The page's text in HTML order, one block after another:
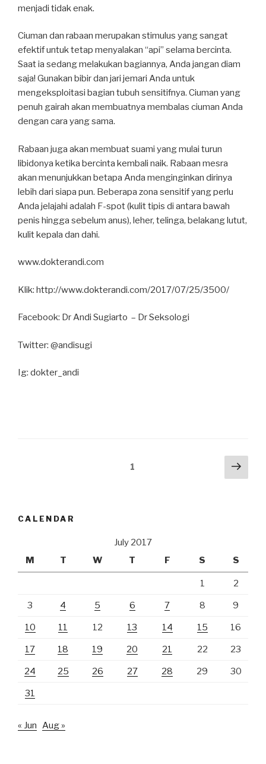
menjadi tidak enak.
Ciuman dan rabaan merupakan stimulus yang sangat
efektif untuk tetap menyalakan “api” selama bercinta.
Saat ia sedang melakukan bagiannya, Anda jangan diam
saja! Gunakan bibir dan jari jemari Anda untuk
mengeksploitasi bagian tubuh sensitifnya. Ciuman yang
penuh gairah akan membuatnya membalas ciuman Anda
dengan cara yang sama.
Rabaan juga akan membuat suami yang mulai turun
libidonya ketika bercinta kembali naik. Rabaan mesra
akan menunjukkan betapa Anda menginginkan dirinya
lebih dari siapa pun. Beberapa zona sensitif yang perlu
Anda jelajahi adalah F-spot (kulit tipis di antara bawah
penis hingga sebelum anus), leher, telinga, belakang lutut,
kulit kepala dan dahi.
www.dokterandi.com
Klik: http://www.dokterandi.com/2017/07/25/3500/
Facebook: Dr Andi Sugiarto – Dr Seksologi
Twitter: @andisugi
Ig: dokter_andi
1
Next
CALENDAR
July 2017
M
T W T F S S
1 2
3 4 5 6 7 8 9
10 11 12 13 14 15 16
17 18 19 20 21 22 23
24 25 26 27 28 29 30
31
« Jun Aug »